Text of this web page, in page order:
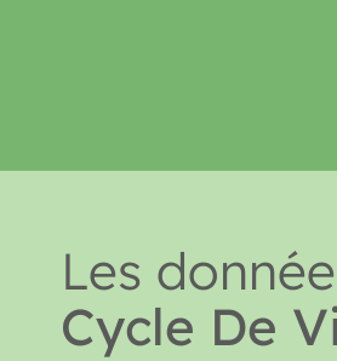
Les
Cycle De